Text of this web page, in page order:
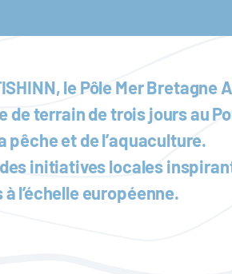
le Pôle Mer
terrain de trois jours au
et de l’aquaculture.
initiatives locales
l’échelle européenne.